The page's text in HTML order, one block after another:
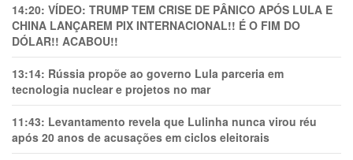
14:20: VÍDEO: TRUMP TEM CRlSE DE PÂNlCO APÓS LULA E
CHINA LANÇAREM PIX INTERNACIONAL!! É O FIM DO
DÓLAR!! ACABOU!!
13:14: Rússia propõe ao governo Lula parceria em
tecnologia nuclear e projetos no mar
11:43: Levantamento revela que Lulinha nunca virou réu
após 20 anos de acusações em ciclos eleitorais